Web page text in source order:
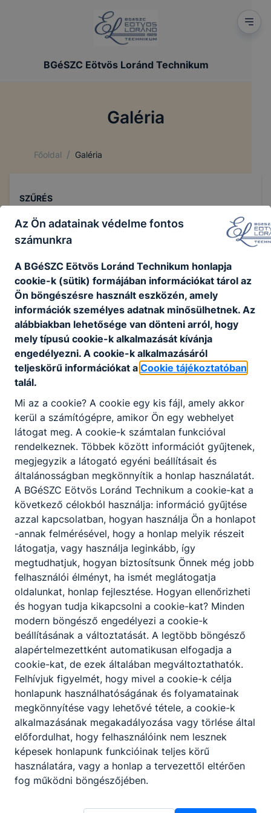
BGéSZC Eötvös Loránd Technikum
Galéria
Főoldal / Galéria
SZŰRÉS
Összes
KATEGÓRIÁK
Jelenleg nincsenek galériák feltöltve.
Partnereink
Az Ön adatainak védelme fontos
számunkra
A BGéSZC Eötvös Loránd Technikum honlapja
cookie-k (sütik) formájában információkat tárol az
Ön böngészésre használt eszközén, amely
információk személyes adatnak minősülhetnek. Az
alábbiakban lehetősége van dönteni arról, hogy
mely típusú cookie-k alkalmazását kívánja
engedélyezni. A cookie-k alkalmazásáról
teljeskörű információkat a Cookie tájékoztatóban
talál.
Mi az a cookie? A cookie egy kis fájl, amely akkor
kerül a számítógépre, amikor Ön egy webhelyet
látogat meg. A cookie-k számtalan funkcióval
rendelkeznek. Többek között információt gyűjtenek,
megjegyzik a látogató egyéni beállításait és
általánosságban megkönnyítik a honlap használatát.
A BGéSZC Eötvös Loránd Technikum a cookie-kat a
következő célokból használja: információ gyűjtése
azzal kapcsolatban, hogyan használja Ön a honlapot
-annak felmérésével, hogy a honlap melyik részeit
látogatja, vagy használja leginkább, így
megtudhatjuk, hogyan biztosítsunk Önnek még jobb
felhasználói élményt, ha ismét meglátogatja
oldalunkat, honlap fejlesztése. Hogyan ellenőrizheti
és hogyan tudja kikapcsolni a cookie-kat? Minden
modern böngésző engedélyezi a cookie-k
beállításának a változtatását. A legtöbb böngésző
alapértelmezettként automatikusan elfogadja a
cookie-kat, de ezek általában megváltoztathatók.
Felhívjuk figyelmét, hogy mivel a cookie-k célja
honlapunk használhatóságának és folyamatainak
megkönnyítése vagy lehetővé tétele, a cookie-k
alkalmazásának megakadályozása vagy törlése által
előfordulhat, hogy felhasználóink nem lesznek
képesek honlapunk funkcióinak teljes körű
használatára, vagy a honlap a tervezettől eltérően
fog működni böngészőjében.